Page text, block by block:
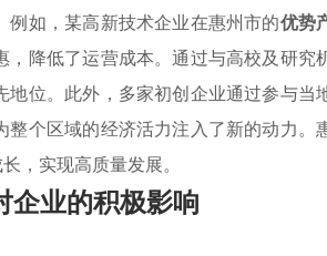
如，某高新技术企业在惠州市的优势
降低了运营成本。通过与高校及研究
位。此外，多家初创企业通过参与当
个区域的经济活力注入了新的动力。
，实现高质量发展。
企业的积极影响